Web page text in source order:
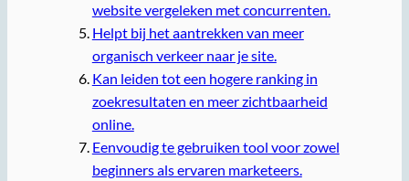
website vergeleken met concurrenten.
Helpt bij het aantrekken van meer
organisch verkeer naar je site.
Kan leiden tot een hogere ranking in
zoekresultaten en meer zichtbaarheid
online.
Eenvoudig te gebruiken tool voor zowel
beginners als ervaren marketeers.